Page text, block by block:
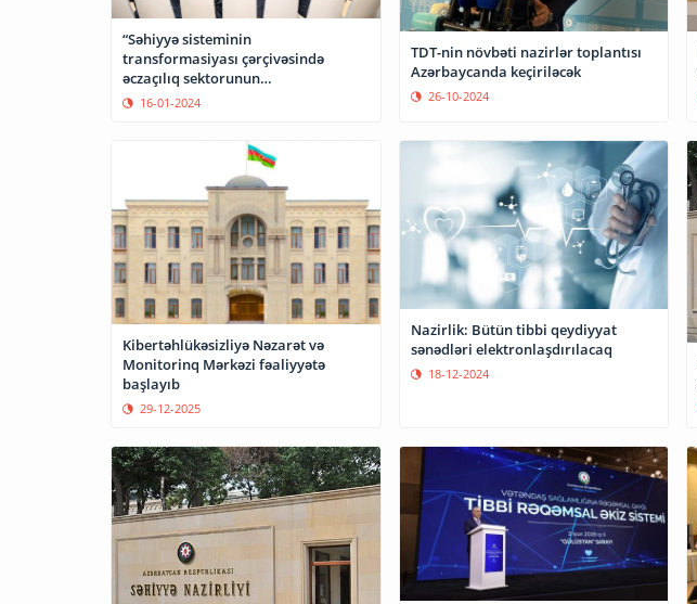
“Səhiyyə sisteminin
transformasiyası çərçivəsində
əczaçılıq sektorunun
rəqəmsallaşdırılması” layihəsi
16-01-2024
TDT-nin növbəti nazirlər toplantısı
Azərbaycanda keçiriləcək
26-10-2024
Kibertəhlükəsizliyə Nəzarət və
Monitorinq Mərkəzi fəaliyyətə
başlayıb
29-12-2025
Nazirlik: Bütün tibbi qeydiyyat
sənədləri elektronlaşdırılacaq
18-12-2024